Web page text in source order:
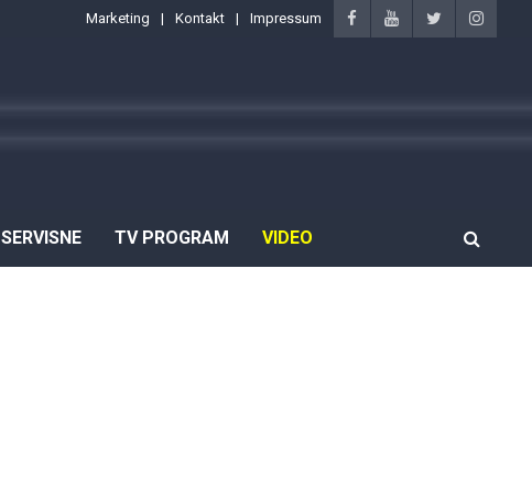
Marketing Kontakt Impressum
SERVISNE TV PROGRAM VIDEO